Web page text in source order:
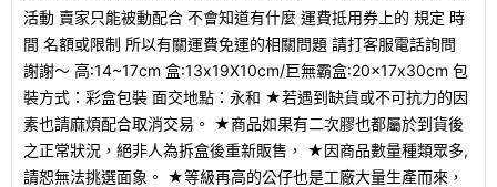
活動 賣家只能被動配合 不會知道有什麼 運費抵用券上的 規定 時
間 名額或限制 所以有關運費免運的相關問題 請打客服電話詢問
謝謝～ 高:14~17cm 盒:13x19X10cm/巨無霸盒:20×17x30cm 包
裝方式：彩盒包裝 面交地點：永和 ★若遇到缺貨或不可抗力的因
素也請麻煩配合取消交易。 ★商品如果有二次膠也都屬於到貨後
之正常狀況，絕非人為拆盒後重新販售， ★因商品數量種類眾多,
請恕無法挑選面象。 ★等級再高的公仔也是工廠大量生產而來，